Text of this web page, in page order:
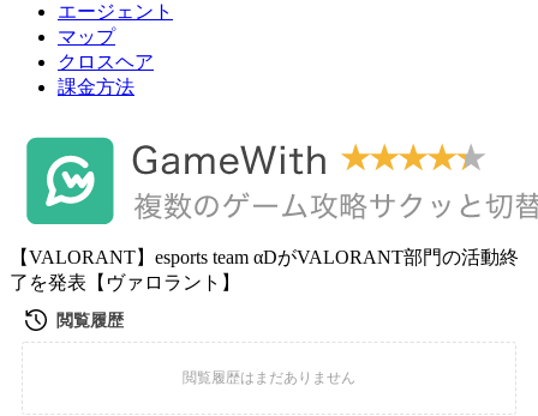
エージェント
マップ
クロスヘア
課金方法
【VALORANT】esports team αDがVALORANT部門の活動終
了を発表【ヴァロラント】